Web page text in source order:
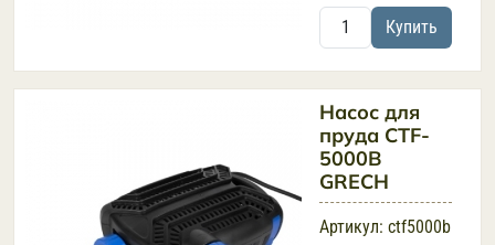
Купить
Насос для
пруда CTF-
5000B
GRECH
Артикул: ctf5000b